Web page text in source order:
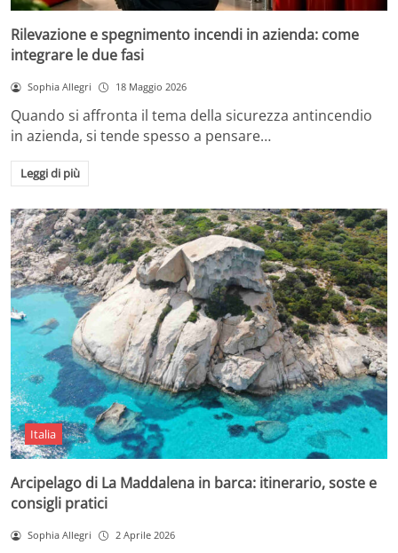
Rilevazione e spegnimento incendi in azienda: come
integrare le due fasi
Sophia Allegri 18 Maggio 2026
Quando si affronta il tema della sicurezza antincendio
in azienda, si tende spesso a pensare…
Leggi di più
Italia
Arcipelago di La Maddalena in barca: itinerario, soste e
consigli pratici
Sophia Allegri 2 Aprile 2026